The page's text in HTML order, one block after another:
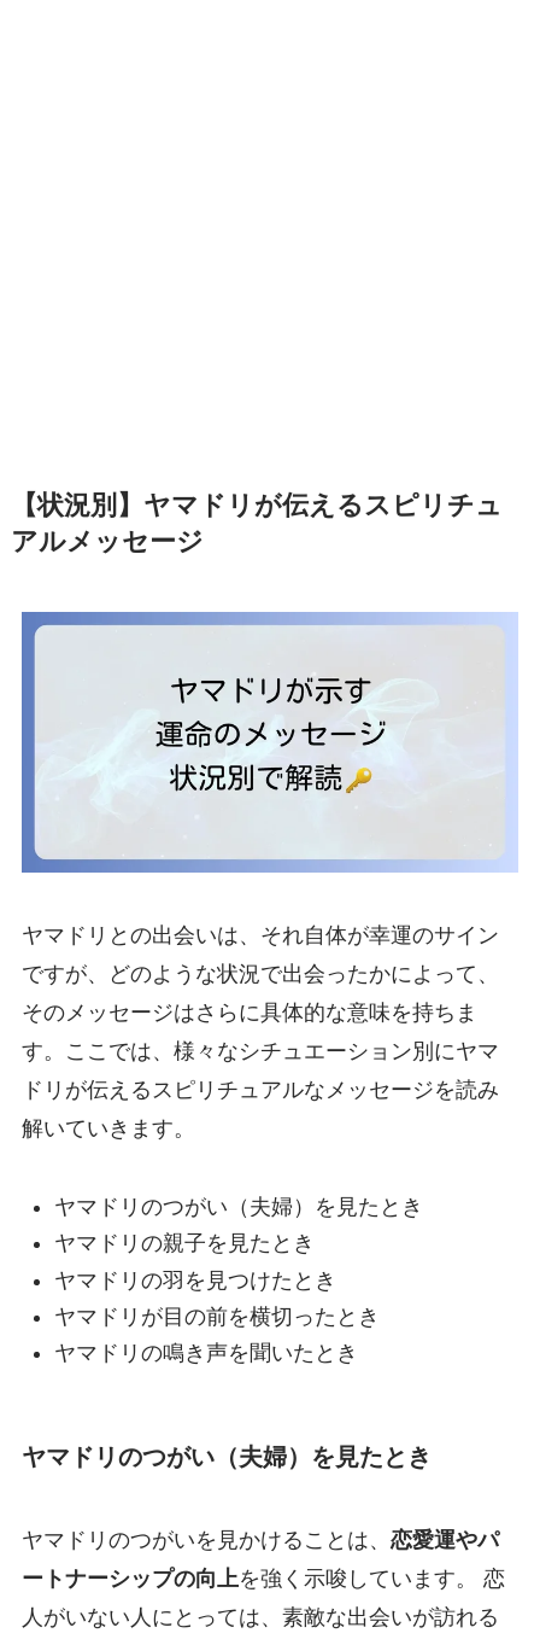
【状況別】ヤマドリが伝えるスピリチュ
アルメッセージ
ヤマドリとの出会いは、それ自体が幸運のサイン
ですが、どのような状況で出会ったかによって、
そのメッセージはさらに具体的な意味を持ちま
す。ここでは、様々なシチュエーション別にヤマ
ドリが伝えるスピリチュアルなメッセージを読み
解いていきます。
ヤマドリのつがい（夫婦）を見たとき
ヤマドリの親子を見たとき
ヤマドリの羽を見つけたとき
ヤマドリが目の前を横切ったとき
ヤマドリの鳴き声を聞いたとき
ヤマドリのつがい（夫婦）を見たとき
ヤマドリのつがいを見かけることは、 恋愛運やパ
ートナーシップの向上を強く示唆しています。 恋
人がいない人にとっては、素敵な出会いが訪れる